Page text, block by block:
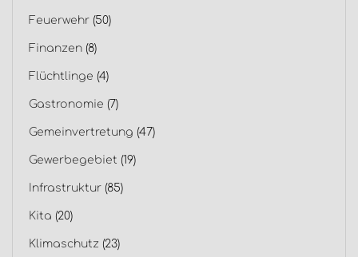
Feuerwehr (50)
Finanzen (8)
Flüchtlinge (4)
Gastronomie (7)
Gemeinvertretung (47)
Gewerbegebiet (19)
Infrastruktur (85)
Kita (20)
Klimaschutz (23)